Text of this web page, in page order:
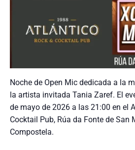
Noche de Open Mic dedicada a la
la artista invitada Tania Zaref. El
de mayo de 2026 a las 21:00 en el
Cocktail Pub, Rúa da Fonte de San
Compostela.